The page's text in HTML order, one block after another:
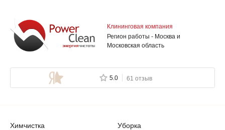
Клининговая компания
Регион работы - Москва и
Московская область
5.0 61 отзыв
Химчистка Уборка